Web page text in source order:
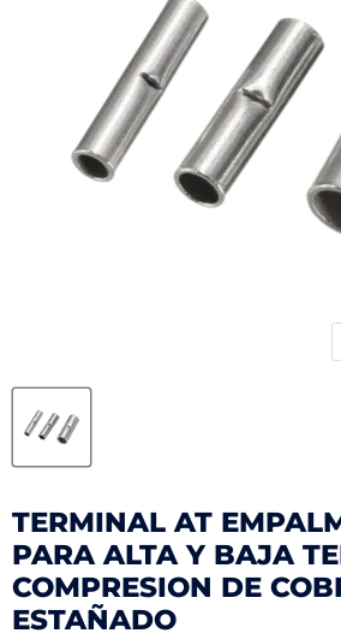
TERMINAL AT
PARA ALTA Y BAJA
COMPRESION DE
ESTAÑADO